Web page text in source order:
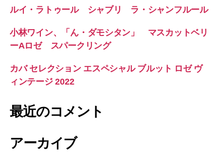
ルイ・ラトゥール シャブリ ラ・シャンフルール
小林ワイン、「ん・ダモシタン」 マスカットベリ
ーAロゼ スパークリング
カバ セレクション エスペシャル ブルット ロゼ ヴ
ィンテージ 2022
最近のコメント
アーカイブ